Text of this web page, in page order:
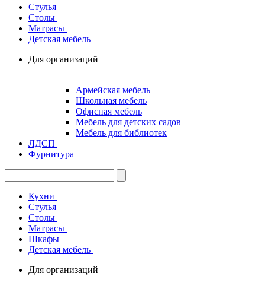
Стулья
Столы
Матрасы
Детская мебель
Для организаций
Армейская мебель
Школьная мебель
Офисная мебель
Мебель для детских садов
Мебель для библиотек
ЛДСП
Фурнитура
Кухни
Стулья
Столы
Матрасы
Шкафы
Детская мебель
Для организаций